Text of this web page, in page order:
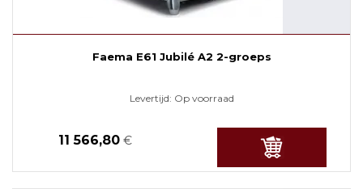
Faema E61 Jubilé A2 2-groeps
Levertijd: Op voorraad
11 566,80 €